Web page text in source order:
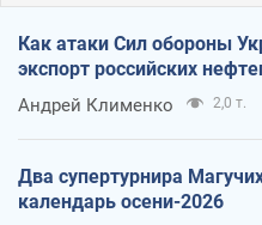
Как атаки Сил обороны
экспорт российских
Андрей Клименко 2,0 т.
Два супертурнира
календарь осени-2026